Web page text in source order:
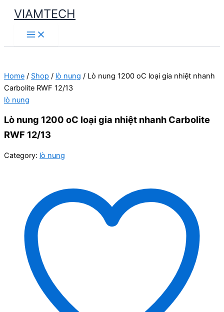
Skip
content
VIAMTECH
Main
Menu
Home / Shop / lò nung / Lò nung 1200 oC loại gia nhiệt nhanh
Carbolite RWF 12/13
lò nung
Lò nung 1200 oC loại gia nhiệt nhanh Carbolite
RWF 12/13
Category: lò nung